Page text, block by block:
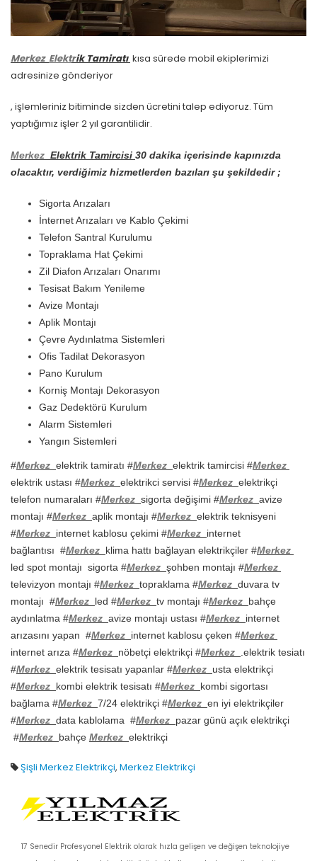
Merkez Elektrik Tamiratı kısa sürede mobil ekiplerimizi
adresinize gönderiyor
, işlemleriniz bitiminde sizden ücretini talep ediyoruz. Tüm
yaptığımız işler 2 yıl garantilidir.
Merkez Elektrik Tamircisi 30 dakika içerisinde kapınızda
olacaktır, verdiğimiz hizmetlerden bazıları şu şekildedir ;
Sigorta Arızaları
İnternet Arızaları ve Kablo Çekimi
Telefon Santral Kurulumu
Topraklama Hat Çekimi
Zil Diafon Arızaları Onarımı
Tesisat Bakım Yenileme
Avize Montajı
Aplik Montajı
Çevre Aydınlatma Sistemleri
Ofis Tadilat Dekorasyon
Pano Kurulum
Korniş Montajı Dekorasyon
Gaz Dedektörü Kurulum
Alarm Sistemleri
Yangın Sistemleri
#Merkez elektrik tamiratı #Merkez elektrik tamircisi #Merkez
elektrik ustası #Merkez elektrikci servisi #Merkez elektrikçi
telefon numaraları #Merkez sigorta değişimi #Merkez avize
montajı #Merkez aplik montajı #Merkez elektrik teknisyeni
#Merkez internet kablosu çekimi #Merkez internet
bağlantısı #Merkez klima hattı bağlayan elektrikçiler #Merkez
led spot montajı sigorta #Merkez şohben montajı #Merkez
televizyon montajı #Merkez topraklama #Merkez duvara tv
montajı #Merkez led #Merkez tv montajı #Merkez bahçe
aydınlatma #Merkez avize montajı ustası #Merkez internet
arızasını yapan #Merkez internet kablosu çeken #Merkez
internet arıza #Merkez nöbetçi elektrikçi #Merkez
.elektrik tesiatı
#Merkez elektrik tesisatı yapanlar #Merkez usta elektrikçi
#Merkez kombi elektrik tesisatı #Merkez kombi sigortası
bağlama #Merkez 7/24 elektrikçi #Merkez en iyi elektrikçiler
#Merkez data kablolama #Merkez pazar günü açık elektrikçi
#Merkez bahçe Merkez elektrikçi
Şişli Merkez Elektrikçi, Merkez Elektrikçi
17 Senedir Profesyonel Elektrik olarak hızla gelişen ve değişen teknolojiye